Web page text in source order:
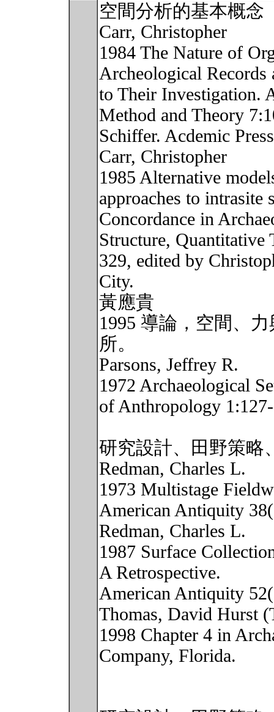
空間分析的基本概念
Carr, Christopher
1984 The Nature of
Archeological Records
to Their Investigation.
Method and Theory
Schiffer. Acdemic
Carr, Christopher
1985 Alternative
approaches to intrasite
Concordance in
Structure, Quantitative
329, edited by
City.
黃應貴
1995 導論，空間、
所。
Parsons, Jeffrey R.
1972 Archaeological
of Anthropology
研究設計、田野策略
Redman, Charles L.
1973 Multistage
American Antiquity
Redman, Charles L.
1987 Surface
A Retrospective.
American Antiquity
Thomas, David Hurst
1998 Chapter 4 in
Company, Florida.